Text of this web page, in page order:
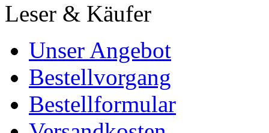
Leser & Käufer
Unser Angebot
Bestellvorgang
Bestellformular